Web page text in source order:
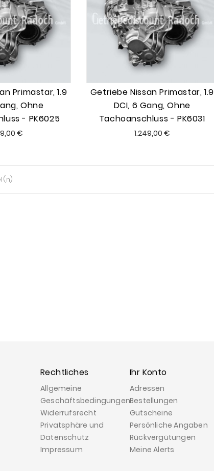
Primastar, 1.9
Ohne
- PK6025
€
Getriebe Nissan Primastar, 1.9
DCI, 6 Gang, Ohne
Tachoanschluss - PK6031
1.249,00 €Preis
Rechtliches
Allgemeine
Geschäftsbedingungen
Widerrufsrecht
Privatsphäre und
Datenschutz
Impressum
Ihr Konto
Adressen
Bestellungen
Gutscheine
Persönliche Angaben
Rückvergütungen
Meine Alerts